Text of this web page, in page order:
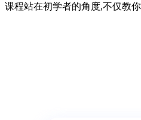
课程站在初学者的角度,不仅教